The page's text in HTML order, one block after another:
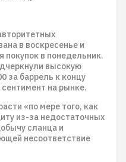
в воскресенье и
в понедельник.
высокую
за баррель к концу
на рынке.
«по мере того, как
из-за недостаточных
сланца и
несоответствие